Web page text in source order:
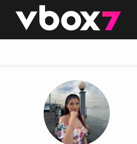
👾